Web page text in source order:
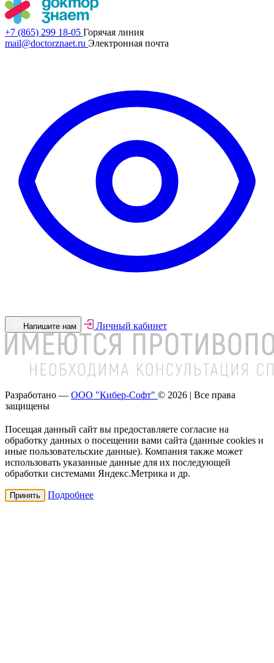
+7 (865) 299 18-05 Горячая линия
mail@doctorznaet.ru Электронная почта
Напишите нам Личный кабинет
Разработано — ООО "Кибер-Софт" © 2026 | Все права
защищены
Посещая данный сайт вы предоставляете согласие на
обработку данных о посещении вами сайта (данные cookies и
иные пользовательские данные). Компания также может
использовать указанные данные для их последующей
обработки системами Яндекс.Метрика и др.
Принять Подробнее